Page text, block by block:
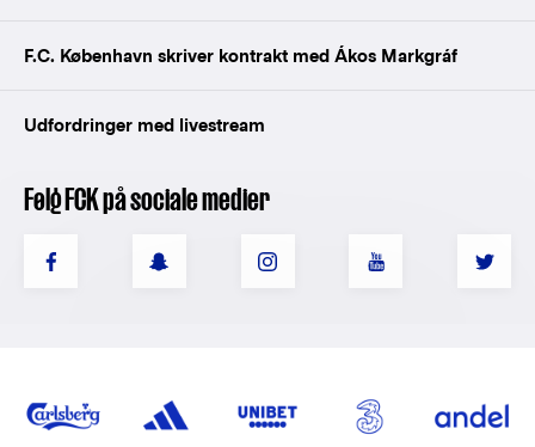
F.C. København skriver kontrakt med Ákos Markgráf
Udfordringer med livestream
Følg FCK på sociale medier